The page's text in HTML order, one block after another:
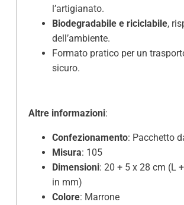
l’artigianato.
Biodegradabile e riciclabile,
dell’ambiente.
Formato pratico per un
sicuro.
Altre informazioni:
Confezionamento: Pacchetto
Misura: 105
Dimensioni: 20 + 5 x 28 cm (L
in mm)
Colore: Marrone